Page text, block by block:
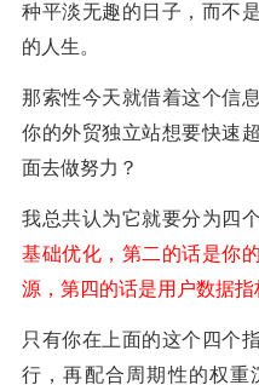
种平淡无趣的日子，而不
的人生。
那索性今天就借着这个信
你的外贸独立站想要快速
面去做努力？
我总共认为它就要分为四
基础优化，第二的话是你
源，第四的话是用户数据指
只有你在上面的这个四个
行，再配合周期性的权重